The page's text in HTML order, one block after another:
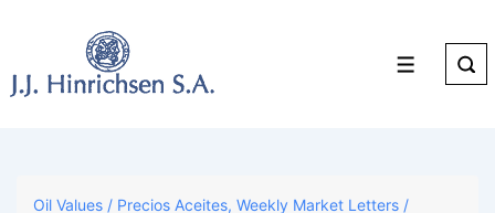
Main
Menu
Oil Values / Precios Aceites, Weekly Market Letters /